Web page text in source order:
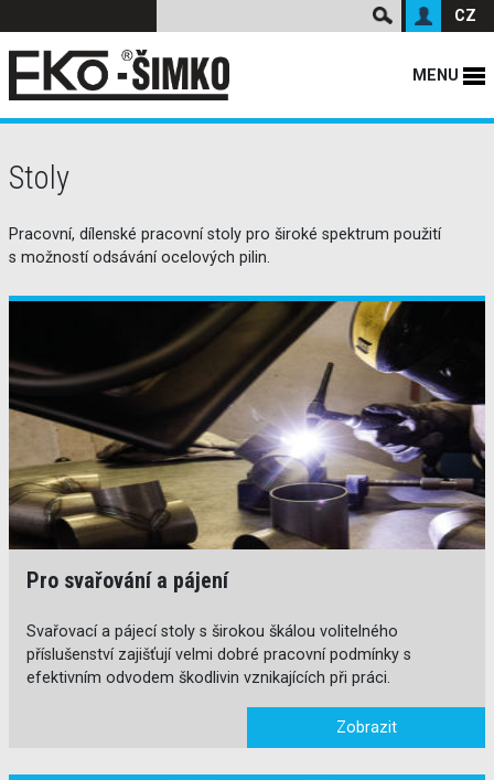
CZ
MENU
Stoly
Pracovní, dílenské pracovní stoly pro široké spektrum použití
s možností odsávání ocelových pilin.
Pro svařování a pájení
Svařovací a pájecí stoly s širokou škálou volitelného
příslušenství zajišťují velmi dobré pracovní podmínky s
efektivním odvodem škodlivin vznikajících při práci.
Zobrazit